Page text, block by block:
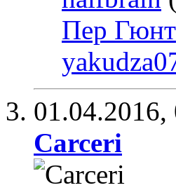
Пер Гюнт
01.04.2016,
Carceri